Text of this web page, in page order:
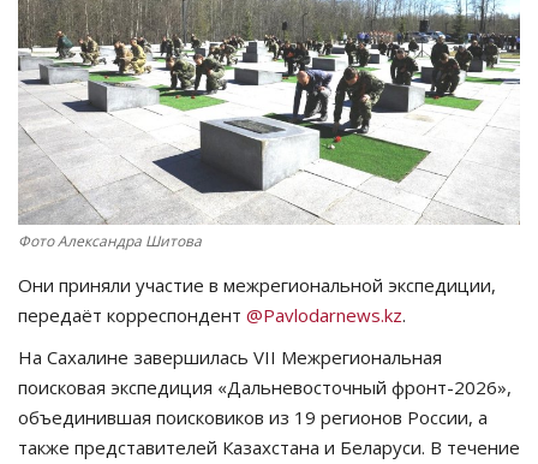
СПОРТ
Чек-лист
РАЗВЛЕЧЕНИЯ
OFFICIAL
Курултай
Язык
Қазақша Русский
Фото Александра Шитова
Они приняли участие в межрегиональной экспедиции,
передаёт корреспондент @Pavlodarnews.kz.
На Сахалине завершилась VII Межрегиональная
поисковая экспедиция «Дальневосточный фронт-2026»,
объединившая поисковиков из 19 регионов России, а
также представителей Казахстана и Беларуси. В течение